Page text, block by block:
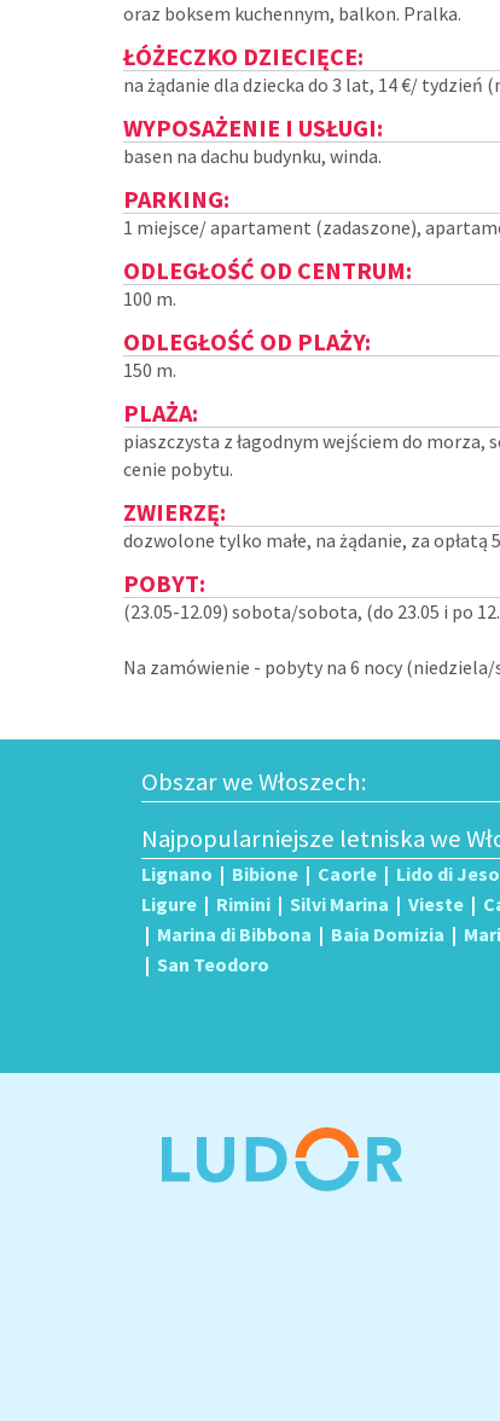
oraz boksem kuchennym, balkon. Pralka.
ŁÓŻECZKO DZIECIĘCE:
na żądanie dla dziecka do 3 lat, 14 €/ tydzień
WYPOSAŻENIE I USŁUGI:
basen na dachu budynku, winda.
PARKING:
1 miejsce/ apartament (zadaszone),
ODLEGŁOŚĆ OD CENTRUM:
100 m.
ODLEGŁOŚĆ OD PLAŻY:
150 m.
PLAŻA:
piaszczysta z łagodnym wejściem do
cenie pobytu.
ZWIERZĘ:
dozwolone tylko małe, na żądanie, za opłatą
POBYT:
(23.05-12.09) sobota/sobota, (do 23.05 i po
Na zamówienie - pobyty na 6 nocy
Obszar we Włoszech:
Najpopularniejsze letniska we
Lignano | Bibione | Caorle | Lido di
Ligure | Rimini | Silvi Marina | Vieste |
| Marina di Bibbona | Baia Domizia |
| San Teodoro